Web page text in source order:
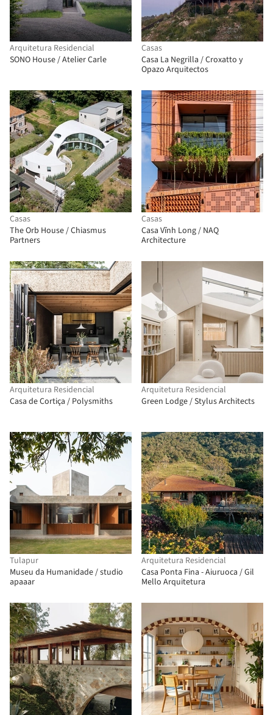
Arquitetura Residencial
SONO House / Atelier Carle
Casas
Casa La Negrilla / Croxatto y
Opazo Arquitectos
Casas
The Orb House / Chiasmus
Partners
Casas
Casa Vĩnh Long / NAQ
Architecture
Arquitetura Residencial
Casa de Cortiça / Polysmiths
Arquitetura Residencial
Green Lodge / Stylus Architects
Tulapur
Museu da Humanidade / studio
apaaar
Arquitetura Residencial
Casa Ponta Fina - Aiuruoca / Gil
Mello Arquitetura